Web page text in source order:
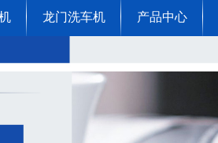
龙门洗车机 产品中心